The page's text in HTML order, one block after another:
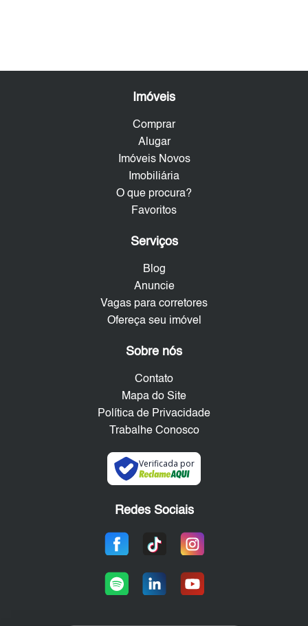
Imóveis
Comprar
Alugar
Imóveis Novos
Imobiliária
O que procura?
Favoritos
Serviços
Blog
Anuncie
Vagas para corretores
Ofereça seu imóvel
Sobre nós
Contato
Mapa do Site
Política de Privacidade
Trabalhe Conosco
Verificada por
Redes Sociais